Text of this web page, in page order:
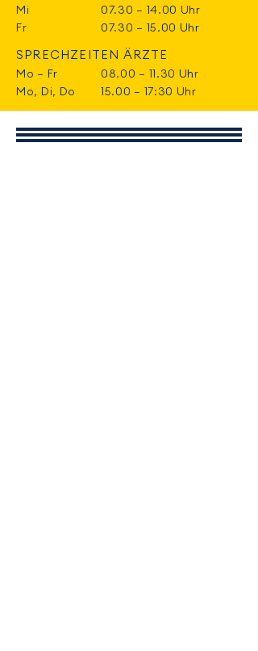
Mi
07.30 – 14.00 Uhr
Fr
07.30 – 15.00 Uhr
SPRECHZEITEN ÄRZTE
Mo – Fr
08.00 – 11.30 Uhr
Mo, Di, Do
15.00 – 17:30 Uhr